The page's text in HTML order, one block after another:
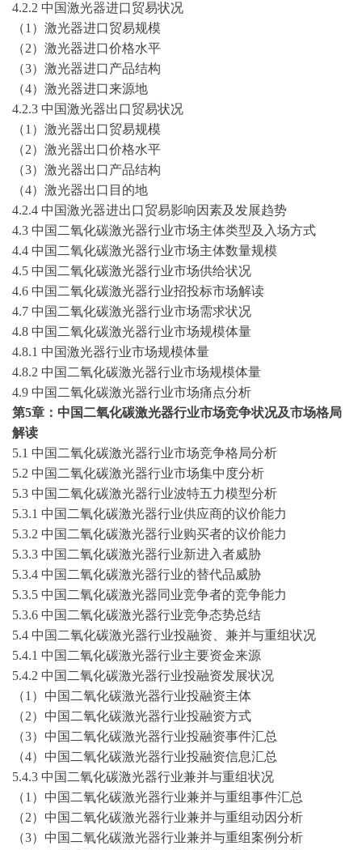
4.2.2 中国激光器进口贸易状况
（1）激光器进口贸易规模
（2）激光器进口价格水平
（3）激光器进口产品结构
（4）激光器进口来源地
4.2.3 中国激光器出口贸易状况
（1）激光器出口贸易规模
（2）激光器出口价格水平
（3）激光器出口产品结构
（4）激光器出口目的地
4.2.4 中国激光器进出口贸易影响因素及发展趋势
4.3 中国二氧化碳激光器行业市场主体类型及入场方式
4.4 中国二氧化碳激光器行业市场主体数量规模
4.5 中国二氧化碳激光器行业市场供给状况
4.6 中国二氧化碳激光器行业招投标市场解读
4.7 中国二氧化碳激光器行业市场需求状况
4.8 中国二氧化碳激光器行业市场规模体量
4.8.1 中国激光器行业市场规模体量
4.8.2 中国二氧化碳激光器行业市场规模体量
4.9 中国二氧化碳激光器行业市场痛点分析
第5章：中国二氧化碳激光器行业市场竞争状况及市场格局
解读
5.1 中国二氧化碳激光器行业市场竞争格局分析
5.2 中国二氧化碳激光器行业市场集中度分析
5.3 中国二氧化碳激光器行业波特五力模型分析
5.3.1 中国二氧化碳激光器行业供应商的议价能力
5.3.2 中国二氧化碳激光器行业购买者的议价能力
5.3.3 中国二氧化碳激光器行业新进入者威胁
5.3.4 中国二氧化碳激光器行业的替代品威胁
5.3.5 中国二氧化碳激光器同业竞争者的竞争能力
5.3.6 中国二氧化碳激光器行业竞争态势总结
5.4 中国二氧化碳激光器行业投融资、兼并与重组状况
5.4.1 中国二氧化碳激光器行业主要资金来源
5.4.2 中国二氧化碳激光器行业投融资发展状况
（1）中国二氧化碳激光器行业投融资主体
（2）中国二氧化碳激光器行业投融资方式
（3）中国二氧化碳激光器行业投融资事件汇总
（4）中国二氧化碳激光器行业投融资信息汇总
5.4.3 中国二氧化碳激光器行业兼并与重组状况
（1）中国二氧化碳激光器行业兼并与重组事件汇总
（2）中国二氧化碳激光器行业兼并与重组动因分析
（3）中国二氧化碳激光器行业兼并与重组案例分析